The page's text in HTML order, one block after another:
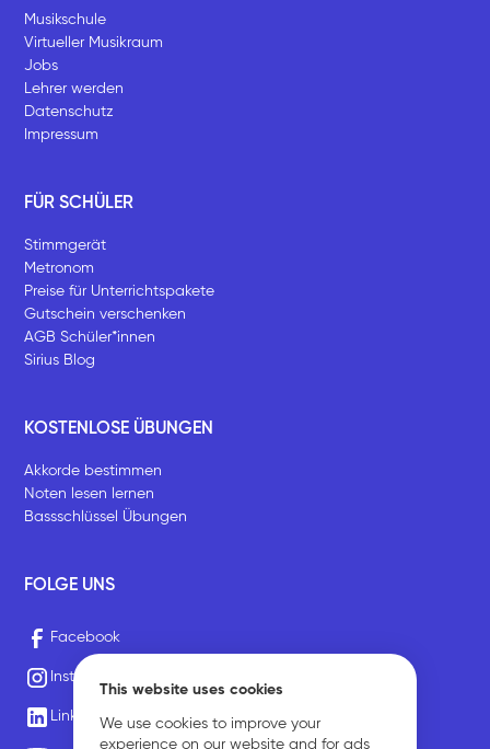
This website uses cookies
We use cookies to improve your
experience on our website and for ads
Musikschule
Virtueller Musikraum
Jobs
Lehrer werden
Datenschutz
Impressum
FÜR SCHÜLER
Stimmgerät
Metronom
Preise für Unterrichtspakete
Gutschein verschenken
AGB Schüler*innen
Sirius Blog
KOSTENLOSE ÜBUNGEN
Akkorde bestimmen
Noten lesen lernen
Bassschlüssel Übungen
FOLGE UNS
Facebook
Instagram
LinkedIn